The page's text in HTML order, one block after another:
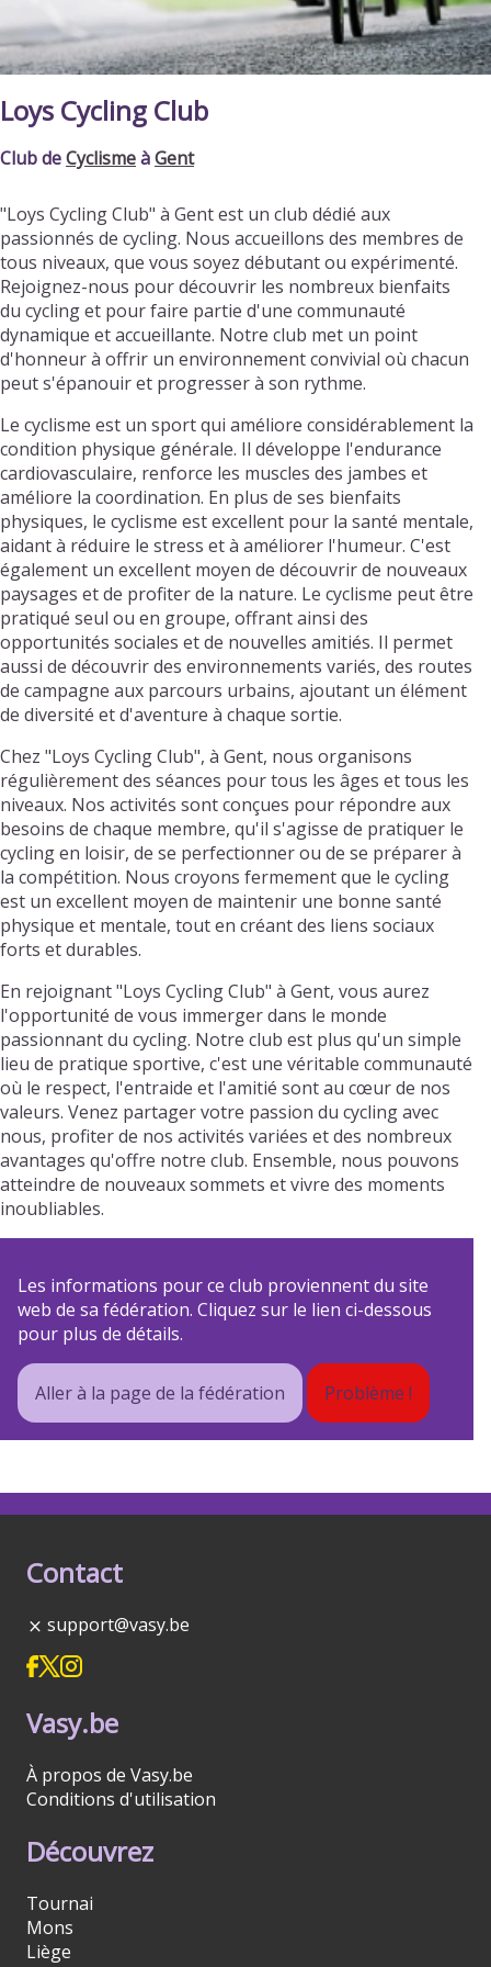
Loys Cycling Club
Club deCyclismeàGent
"Loys Cycling Club" à Gent est un club dédié aux
passionnés de cycling. Nous accueillons des membres de
tous niveaux, que vous soyez débutant ou expérimenté.
Rejoignez-nous pour découvrir les nombreux bienfaits
du cycling et pour faire partie d'une communauté
dynamique et accueillante. Notre club met un point
d'honneur à offrir un environnement convivial où chacun
peut s'épanouir et progresser à son rythme.
Le cyclisme est un sport qui améliore considérablement la
condition physique générale. Il développe l'endurance
cardiovasculaire, renforce les muscles des jambes et
améliore la coordination. En plus de ses bienfaits
physiques, le cyclisme est excellent pour la santé mentale,
aidant à réduire le stress et à améliorer l'humeur. C'est
également un excellent moyen de découvrir de nouveaux
paysages et de profiter de la nature. Le cyclisme peut être
pratiqué seul ou en groupe, offrant ainsi des
opportunités sociales et de nouvelles amitiés. Il permet
aussi de découvrir des environnements variés, des routes
de campagne aux parcours urbains, ajoutant un élément
de diversité et d'aventure à chaque sortie.
Chez "Loys Cycling Club", à Gent, nous organisons
régulièrement des séances pour tous les âges et tous les
niveaux. Nos activités sont conçues pour répondre aux
besoins de chaque membre, qu'il s'agisse de pratiquer le
cycling en loisir, de se perfectionner ou de se préparer à
la compétition. Nous croyons fermement que le cycling
est un excellent moyen de maintenir une bonne santé
physique et mentale, tout en créant des liens sociaux
forts et durables.
En rejoignant "Loys Cycling Club" à Gent, vous aurez
l'opportunité de vous immerger dans le monde
passionnant du cycling. Notre club est plus qu'un simple
lieu de pratique sportive, c'est une véritable communauté
où le respect, l'entraide et l'amitié sont au cœur de nos
valeurs. Venez partager votre passion du cycling avec
nous, profiter de nos activités variées et des nombreux
avantages qu'offre notre club. Ensemble, nous pouvons
atteindre de nouveaux sommets et vivre des moments
inoubliables.
Les informations pour ce club proviennent du site
web de sa fédération. Cliquez sur le lien ci-dessous
pour plus de détails.
Aller à la page de la fédération Problème !
Contact
support@vasy.be
Vasy.be
À propos de Vasy.be
Conditions d'utilisation
Découvrez
Tournai
Mons
Liège